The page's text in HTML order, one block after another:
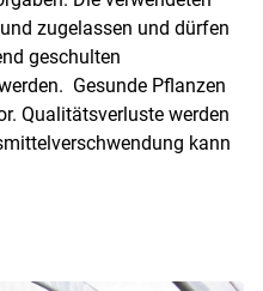
zugelassen und dürfen
geschulten
Gesunde Pflanzen
Qualitätsverluste werden
kann